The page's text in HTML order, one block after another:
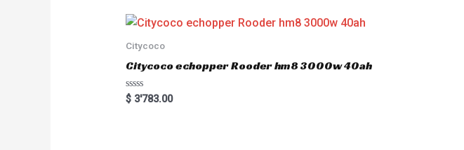
Citycoco
Citycoco echopper Rooder hm8 3000w 40ah
R
a
$3'783.00